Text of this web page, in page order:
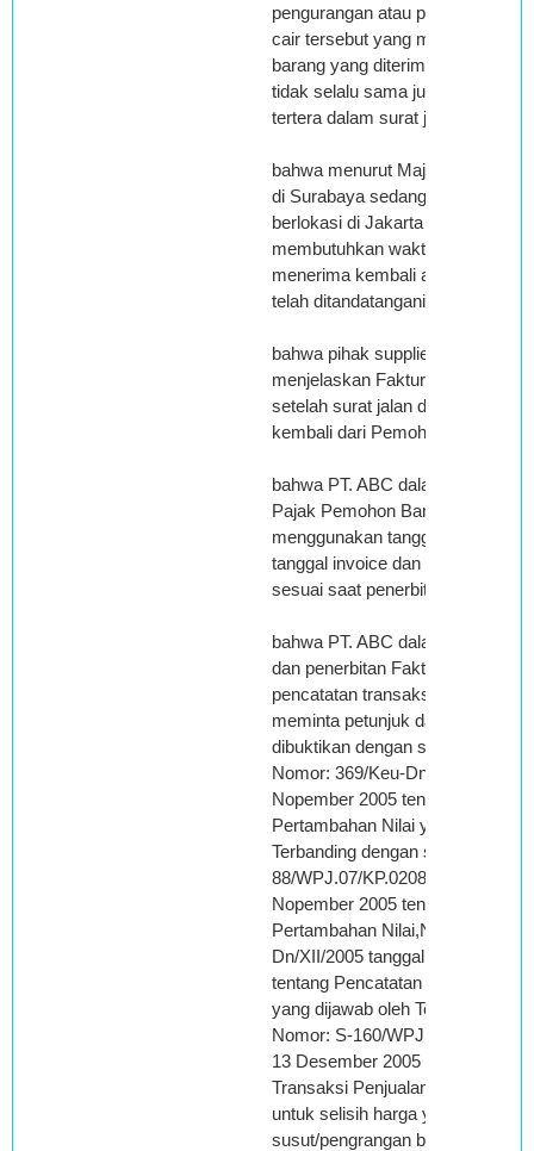
pengurangan atau penyusutan
cair tersebut yang
barang yang diterima Pemohon
tidak selalu sama jumlahnya
tertera dalam surat jalan;
bahwa menurut Majelis PT. ABC
di Surabaya sedangkan
berlokasi di Jakarta sehingga
membutuhkan waktu beberapa
menerima kembali asli surat
telah ditandatangani Pemohon
bahwa pihak supplier yaitu PT.
menjelaskan Faktur Pajak
setelah surat jalan ditandatangani
kembali dari Pemohon Banding;
bahwa PT. ABC dalam
Pajak Pemohon Banding dengan
menggunakan tanggal yang
tanggal invoice dan nomor
sesuai saat penerbitan Faktur
bahwa PT. ABC dalam proses
dan penerbitan Faktur Pajak serta
pencatatan transaksi penjualan
meminta petunjuk dari
dibuktikan dengan surat sebagai
Nomor: 369/Keu-Dn/XI tanggal 1
Nopember 2005 tentang Pajak
Pertambahan Nilai yang dijawab
Terbanding dengan surat nomor:
88/WPJ.07/KP.0208/205 tanggal
Nopember 2005 tentang Pajak
Pertambahan Nilai,Nomor: 400/
Dn/XII/2005 tanggal 1 Desember
tentang Pencatatan Transaksi
yang dijawab oleh Terbanding
Nomor: S-160/WPJ./KP.0208/
13 Desember 2005 tentang
Transaksi Penjualan yang
untuk selisih harga yang
susut/pengrangan berat tidak